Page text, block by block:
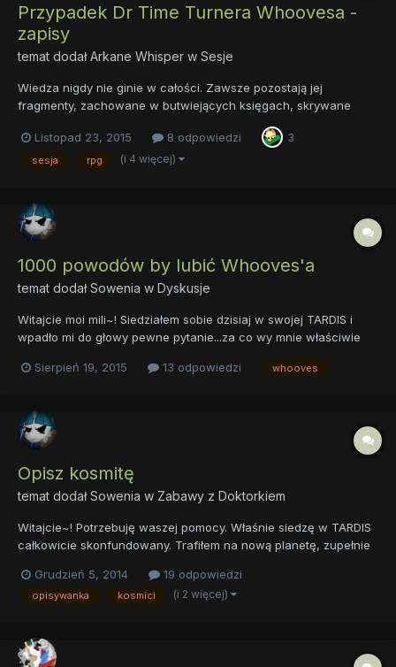
Przypadek Dr Time Turnera Whoovesa -
zapisy
temat dodałArkane Whisper w Sesje
Wiedza nigdy nie ginie w całości. Zawsze pozostają jej
fragmenty, zachowane w butwiejących księgach, skrywane
pamięci starców. Uśpione sekrety, czekające na dociekliwy
umysł, który to, wiedziony ciekawością, wsłucha się w ich
Listopad 23, 2015 8 odpowiedzi 3
sesja rpg (i 4 więcej)
1000 powodów by lubić Whooves'a
temat dodałSowenia w Dyskusje
Witajcie moi mili~! Siedziałem sobie dzisiaj w swojej TARDIS i
wpadło mi do głowy pewne pytanie...za co wy mnie właściwie
mnie lubić, o nie nie~ Bynajmniej! Sam uważam, że jestem dosyć
Sierpień 19, 2015 13 odpowiedzi whooves
Opisz kosmitę
temat dodałSowenia w Zabawy z Doktorkiem
Witajcie~! Potrzebuję waszej pomocy. Właśnie siedzę w TARDIS
całkowicie skonfundowany. Trafiłem na nową planetę, zupełnie
wszelakiej maści, których nigdy wcześniej na oczy nie
widziałem. Nie wiem czego mogę się po nich spodziewać. I tu...
Grudzień 5, 2014 19 odpowiedzi
opisywanka kosmici (i 2 więcej)